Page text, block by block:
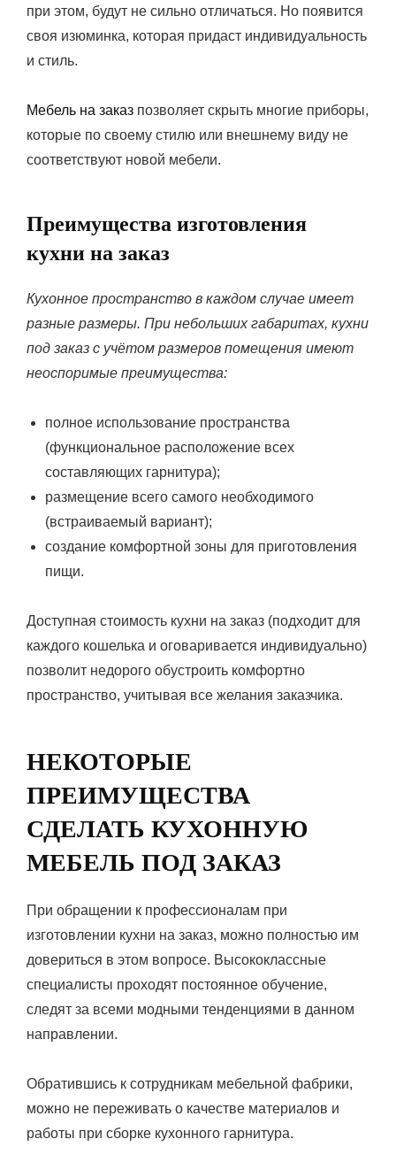
при этом, будут не сильно отличаться. Но появится
своя изюминка, которая придаст индивидуальность
и стиль.
Мебель на заказ позволяет скрыть многие приборы,
которые по своему стилю или внешнему виду не
соответствуют новой мебели.
Преимущества изготовления
кухни на заказ
Кухонное пространство в каждом случае имеет
разные размеры. При небольших габаритах, кухни
под заказ с учётом размеров помещения имеют
неоспоримые преимущества:
полное использование пространства
(функциональное расположение всех
составляющих гарнитура);
размещение всего самого необходимого
(встраиваемый вариант);
создание комфортной зоны для приготовления
пищи.
Доступная стоимость кухни на заказ (подходит для
каждого кошелька и оговаривается индивидуально)
позволит недорого обустроить комфортно
пространство, учитывая все желания заказчика.
НЕКОТОРЫЕ
ПРЕИМУЩЕСТВА
СДЕЛАТЬ КУХОННУЮ
МЕБЕЛЬ ПОД ЗАКАЗ
При обращении к профессионалам при
изготовлении кухни на заказ, можно полностью им
довериться в этом вопросе. Высококлассные
специалисты проходят постоянное обучение,
следят за всеми модными тенденциями в данном
направлении.
Обратившись к сотрудникам мебельной фабрики,
можно не переживать о качестве материалов и
работы при сборке кухонного гарнитура.